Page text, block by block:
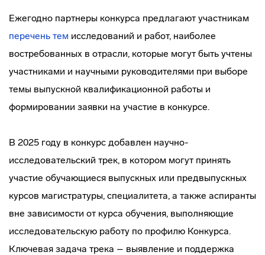
Ежегодно партнеры конкурса предлагают участникам
перечень тем исследований и работ, наиболее
востребованных в отрасли, которые могут быть учтены
участниками и научными руководителями при выборе
темы выпускной квалификационной работы и
формировании заявки на участие в конкурсе.
В 2025 году в конкурс добавлен научно-
исследовательский трек, в котором могут принять
участие обучающиеся выпускных или предвыпускных
курсов магистратуры, специалитета, а также аспиранты
вне зависимости от курса обучения, выполняющие
исследовательскую работу по профилю Конкурса.
Ключевая задача трека – выявление и поддержка